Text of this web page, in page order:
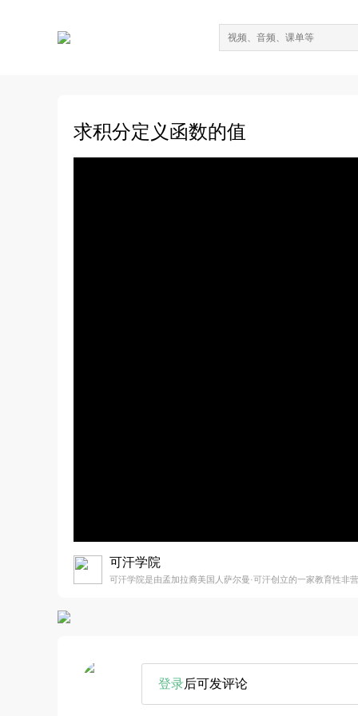
求积分定义函数的值
可汗学院
可汗学院是由孟加拉裔美国人萨尔曼·可汗创立的一家教育性非营
登录后可发评论